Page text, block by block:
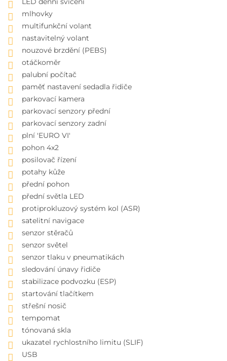
mlhovky
multifunkční volant
nastavitelný volant
nouzové brzdění (PEBS)
otáčkoměr
palubní počítač
paměť nastavení sedadla řidiče
parkovací kamera
parkovací senzory přední
parkovací senzory zadní
plní 'EURO VI'
pohon 4x2
posilovač řízení
potahy kůže
přední pohon
přední světla LED
protiprokluzový systém kol (ASR)
satelitní navigace
senzor stěračů
senzor světel
senzor tlaku v pneumatikách
sledování únavy řidiče
stabilizace podvozku (ESP)
startování tlačítkem
střešní nosič
tempomat
tónovaná skla
ukazatel rychlostního limitu (SLIF)
USB